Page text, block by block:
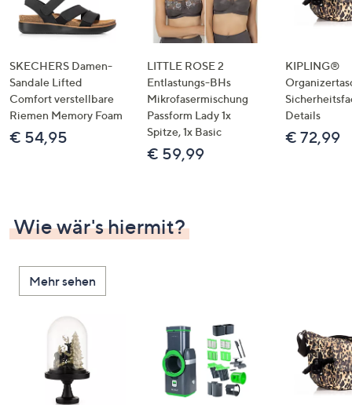
SKECHERS Damen-
Sandale Lifted
Comfort verstellbare
Riemen Memory Foam
€ 54,95
LITTLE ROSE 2
Entlastungs-BHs
Mikrofasermischung
Passform Lady 1x
Spitze, 1x Basic
€ 59,99
KIPLING®
Details
€ 72,99
Wie wär's hiermit?
Mehr sehen